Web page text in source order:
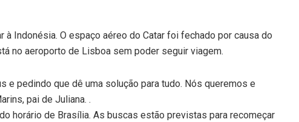
à Indonésia. O espaço aéreo do Catar foi fechado por causa do
no aeroporto de Lisboa sem poder seguir viagem.
e pedindo que dê uma solução para tudo. Nós queremos e
pai de Juliana. .
horário de Brasília. As buscas estão previstas para recomeçar